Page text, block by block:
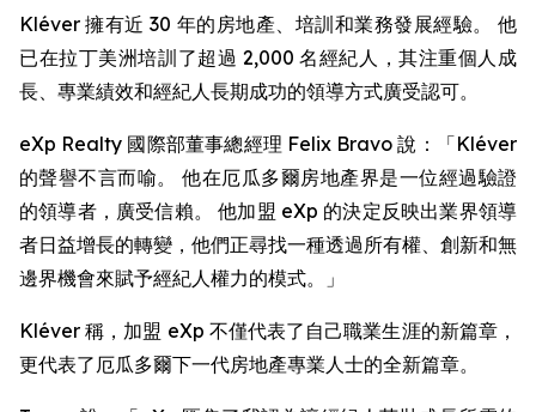
Kléver 擁有近 30 年的房地產、培訓和業務發展經驗。 他
已在拉丁美洲培訓了超過 2,000 名經紀人，其注重個人成
長、專業績效和經紀人長期成功的領導方式廣受認可。
eXp Realty 國際部董事總經理 Felix Bravo 說：「Kléver
的聲譽不言而喻。 他在厄瓜多爾房地產界是一位經過驗證
的領導者，廣受信賴。 他加盟 eXp 的決定反映出業界領導
者日益增長的轉變，他們正尋找一種透過所有權、創新和無
邊界機會來賦予經紀人權力的模式。」
Kléver 稱，加盟 eXp 不僅代表了自己職業生涯的新篇章，
更代表了厄瓜多爾下一代房地產專業人士的全新篇章。